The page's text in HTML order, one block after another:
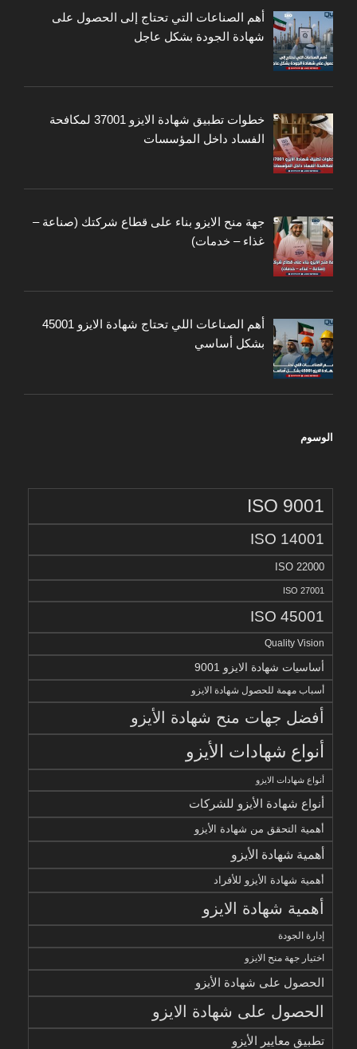
أهم الصناعات التي تحتاج إلى الحصول على
شهادة الجودة بشكل عاجل
خطوات تطبيق شهادة الايزو 37001 لمكافحة
الفساد داخل المؤسسات
جهة منح الايزو بناء على قطاع شركتك (صناعة –
غذاء – خدمات)
أهم الصناعات اللي تحتاج شهادة الايزو 45001
بشكل أساسي
الوسوم
ISO 9001
ISO 14001
ISO 22000
ISO 27001
ISO 45001
Quality Vision
أساسيات شهادة الايزو 9001
أسباب مهمة للحصول شهادة الايزو
أفضل جهات منح شهادة الأيزو
أنواع شهادات الأيزو
أنواع شهادات الايزو
أنواع شهادة الأيزو للشركات
أهمية التحقق من شهادة الأيزو
أهمية شهادة الأيزو
أهمية شهادة الأيزو للأفراد
أهمية شهادة الايزو
إدارة الجودة
اختيار جهة منح الايزو
الحصول على شهادة الأيزو
الحصول على شهادة الايزو
تطبيق معايير الأيزو